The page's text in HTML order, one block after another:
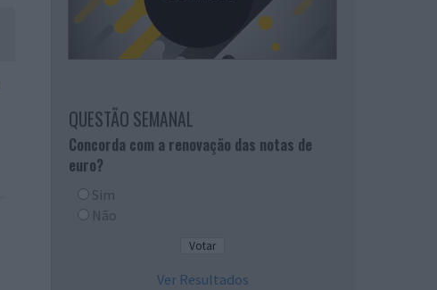
QUESTÃO SEMANAL
Concorda com a renovação das notas de
euro?
Sim
Não
Ver Resultados